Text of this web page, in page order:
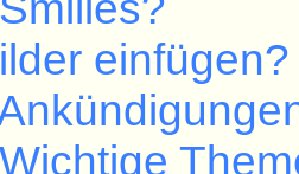
Privaten
ungewollte
Spam- oder